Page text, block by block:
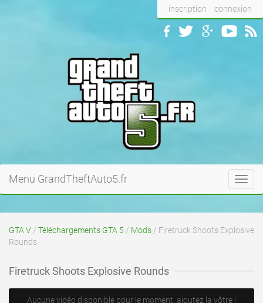
inscription connexion
Menu GrandTheftAuto5.fr
GTA V / Téléchargements GTA 5 / Mods / Firetruck Shoots Explosive
Rounds
Firetruck Shoots Explosive Rounds
Aucune vidéo disponible pour le moment, ajoutez la vôtre !